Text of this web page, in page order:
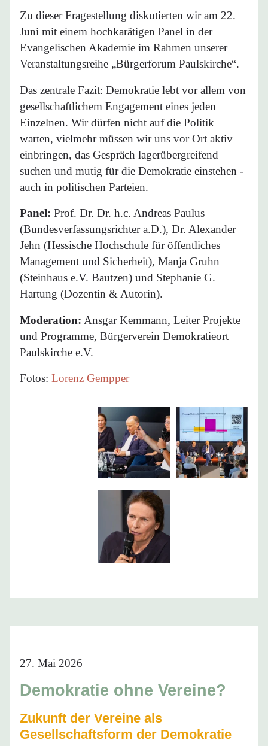
Zu dieser Fragestellung diskutierten wir am 22.
Juni mit einem hochkarätigen Panel in der
Evangelischen Akademie im Rahmen unserer
Veranstaltungsreihe „Bürgerforum Paulskirche“.
Das zentrale Fazit: Demokratie lebt vor allem von
gesellschaftlichem Engagement eines jeden
Einzelnen. Wir dürfen nicht auf die Politik
warten, vielmehr müssen wir uns vor Ort aktiv
einbringen, das Gespräch lagerübergreifend
suchen und mutig für die Demokratie einstehen -
auch in politischen Parteien.
Panel: Prof. Dr. Dr. h.c. Andreas Paulus
(Bundesverfassungsrichter a.D.), Dr. Alexander
Jehn (Hessische Hochschule für öffentliches
Management und Sicherheit), Manja Gruhn
(Steinhaus e.V. Bautzen) und Stephanie G.
Hartung (Dozentin & Autorin).
Moderation: Ansgar Kemmann, Leiter Projekte
und Programme, Bürgerverein Demokratieort
Paulskirche e.V.
Fotos:Lorenz Gempper
27. Mai 2026
Demokratie ohne Vereine?
Zukunft der Vereine als
Gesellschaftsform der Demokratie